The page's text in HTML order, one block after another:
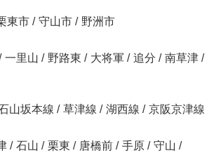
東市 / 守山市 / 野洲市
一里山 / 野路東 / 大将軍 / 追分 / 南草津 /
山坂本線 / 草津線 / 湖西線 / 京阪京津線
/ 石山 / 栗東 / 唐橋前 / 手原 / 守山 /